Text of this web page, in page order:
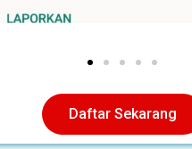
Daftar Sekarang